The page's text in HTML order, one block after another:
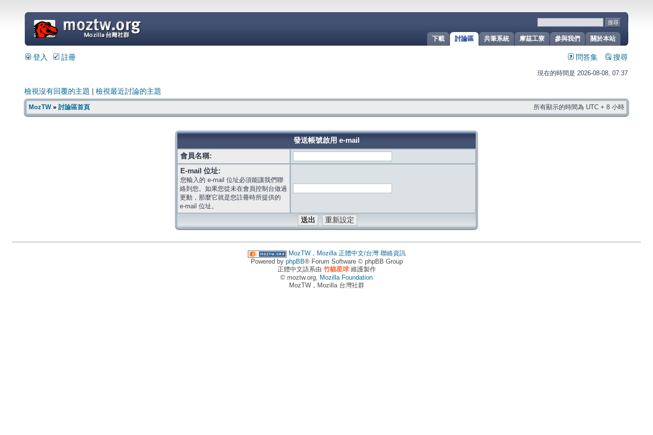
關於本站
參與我們
摩茲工寮
共筆系統
討論區
下載
=
登入 註冊 問答集 搜尋
現在的時間是 2026-08-08, 07:37
檢視沒有回覆的主題 檢視最近討論的主題
MozTW» 討論區首頁 所有顯示的時間為 UTC + 8 小時
發送帳號啟用 e-mail
會員名稱:
E-mail 位址:
您輸入的 e-mail 位址必須能讓我們聯
絡到您。如果您從未在會員控制台做過
更動，那麼它就是您註冊時所提供的
e-mail 位址。
MozTW，Mozilla 正體中文/台灣 聯絡資訊
Powered by phpBB® Forum Software © phpBB Group
正體中文語系由 竹貓星球維護製作
© moztw.org, Mozilla Foundation
MozTW，Mozilla 台灣社群